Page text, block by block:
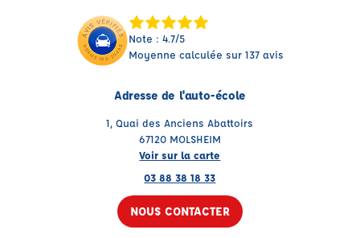
Note : 4.7/5
Moyenne calculée sur 137 avis
Adresse de l'auto-école
1, Quai des Anciens Abattoirs
67120 MOLSHEIM
Voir sur la carte
03 88 38 18 33
NOUS CONTACTER